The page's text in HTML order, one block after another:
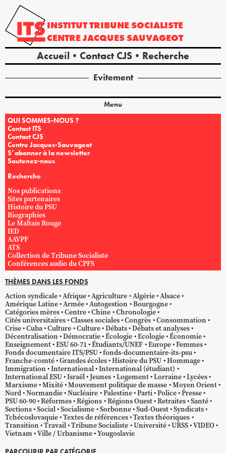
INSTITUTTRIBUNE SOCIALISTE
CENTREJACQUES SAUVAGEOT
Accueil Contact CJS Recherche
Evitement
Menu
QUI SOMMES-NOUS ?
Contact ITS
Contact CJS
Centre Jacques-Sauvageot
S’abonner à la newsletter
Soutenez-nous
Recherche
Nos publications
Sites partenaires
Histoire du PSU
Biographies
Le Maltais Rouge
IED
AAVPF
ATS
Collection de Tribune Socialiste
Conférences audio du CPFS
THÈMES DANS LES FONDS
Action syndicale Afrique Agriculture Algérie Alsace
Amérique Latine Armée Autogestion
Bourgogne
Catégories mères Centre Chine Chronologie
Cités universitaires Classes sociales Congrès Consommation
Crise Cuba Culture Culture Débats Débats et analyses
Décentralisation Démocratie Écologie Ecologie Économie
Enseignement ESU 60-71 Étudiants/UNEF Europe Femmes
Fonds documentaire ITS/PSU fonds-documentaire-its-psu
Franche-comté Grandes écoles Histoire du PSU Hommage
Immigration International International (étudiant)
International ESU Israël Jeunes Logement Lorraine Lycées
Marxisme Mixité Mouvement politique de masse Moyen Orient
Nord Normandie Nucléaire Palestine Parti Police Presse
PSU 60-90 Réformes Régions Régions Ouest Retraites Santé
Sections Social Socialisme Sorbonne Sud-Ouest Syndicats
Tchécoslovaquie Textes de références Textes théoriques
Transition Travail Tribune Socialiste Université URSS VIDEO
Vietnam Ville / Urbanisme Yougoslavie